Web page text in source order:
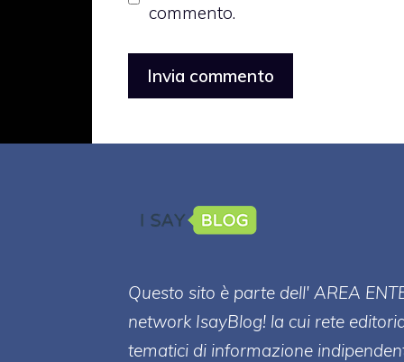
commento.
Questo sito è parte dell' AREA
network IsayBlog! la cui rete
tematici di informazione